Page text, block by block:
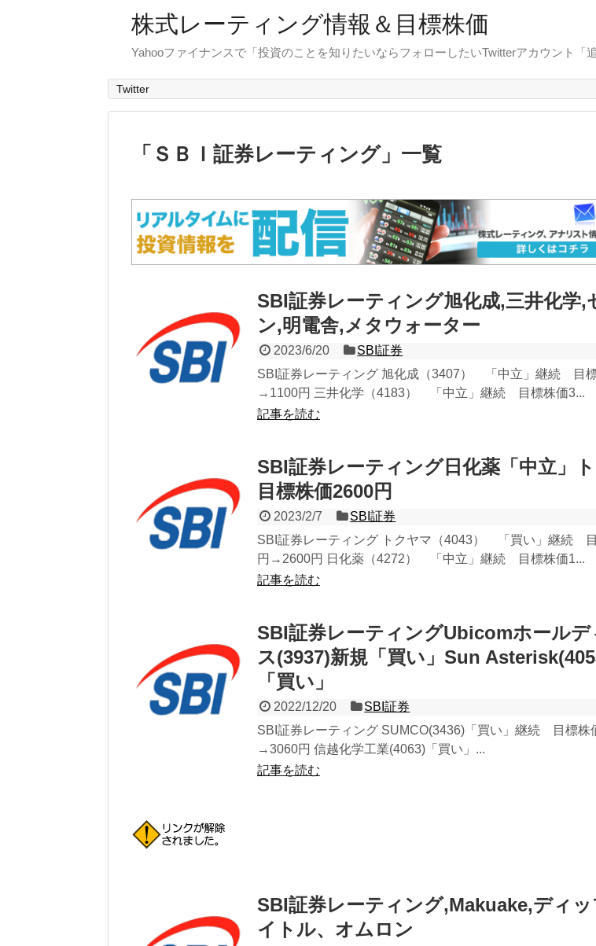
株式レーティング情報＆目標株価
Yahooファイナンスで「投資のことを知りたいならフォローしたいTwitterアカウント「
Twitter
「 ＳＢＩ証券レーティング」 一覧
SBI証券レーティング旭化成,三井化学,
ン,明電舎,メタウォーター
2023/6/20
SBI証券
SBI証券レーティング 旭化成（3407） 「中立」継続 目
→1100円 三井化学（4183） 「中立」継続 目標株価3...
記事を読む
SBI証券レーティング日化薬「中立」
目標株価2600円
2023/2/7
SBI証券
SBI証券レーティング トクヤマ（4043） 「買い」継続
円→2600円 日化薬（4272） 「中立」継続 目標株価1...
記事を読む
SBI証券レーティングUbicomホールデ
ス(3937)新規「買い」Sun
「買い」
2022/12/20
SBI証券
SBI証券レーティング SUMCO(3436)「買い」継続 目標株
→3060円 信越化学工業(4063)「買い」...
記事を読む
SBI証券レーティング,Makuake,ディ
イトル、オムロン